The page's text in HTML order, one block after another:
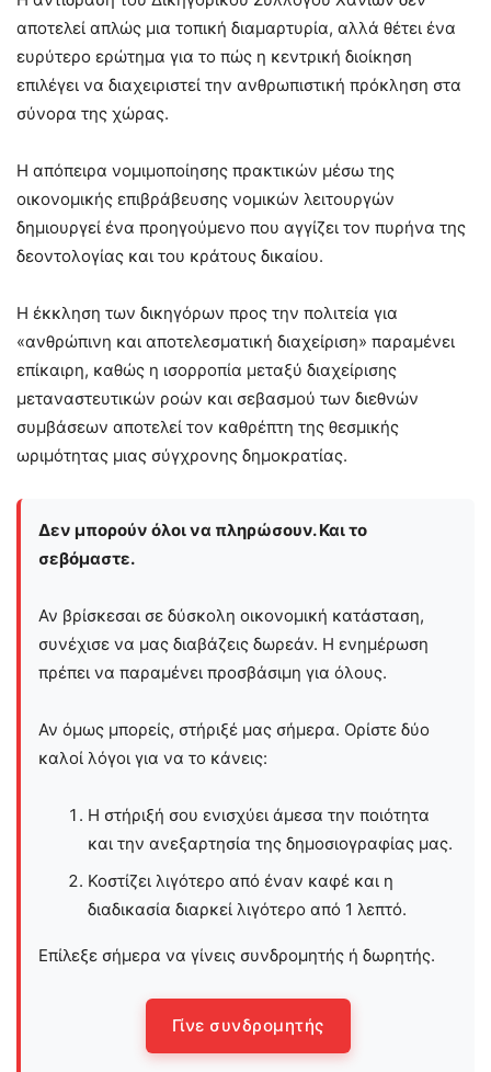
αποτελεί απλώς μια τοπική διαμαρτυρία, αλλά θέτει ένα
ευρύτερο ερώτημα για το πώς η κεντρική διοίκηση
επιλέγει να διαχειριστεί την ανθρωπιστική πρόκληση στα
σύνορα της χώρας.
Η απόπειρα νομιμοποίησης πρακτικών μέσω της
οικονομικής επιβράβευσης νομικών λειτουργών
δημιουργεί ένα προηγούμενο που αγγίζει τον πυρήνα της
δεοντολογίας και του κράτους δικαίου.
Η έκκληση των δικηγόρων προς την πολιτεία για
«ανθρώπινη και αποτελεσματική διαχείριση» παραμένει
επίκαιρη, καθώς η ισορροπία μεταξύ διαχείρισης
μεταναστευτικών ροών και σεβασμού των διεθνών
συμβάσεων αποτελεί τον καθρέπτη της θεσμικής
ωριμότητας μιας σύγχρονης δημοκρατίας.
Δεν μπορούν όλοι να πληρώσουν. Και το
σεβόμαστε.
Αν βρίσκεσαι σε δύσκολη οικονομική κατάσταση,
συνέχισε να μας διαβάζεις δωρεάν. Η ενημέρωση
πρέπει να παραμένει προσβάσιμη για όλους.
Αν όμως μπορείς, στήριξέ μας σήμερα. Ορίστε δύο
καλοί λόγοι για να το κάνεις:
Η στήριξή σου ενισχύει άμεσα την ποιότητα
και την ανεξαρτησία της δημοσιογραφίας μας.
Κοστίζει λιγότερο από έναν καφέ και η
διαδικασία διαρκεί λιγότερο από 1 λεπτό.
Επίλεξε σήμερα να γίνεις συνδρομητής ή δωρητής.
Γίνε συνδρομητής